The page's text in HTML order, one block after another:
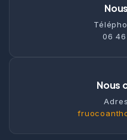
06
Nous